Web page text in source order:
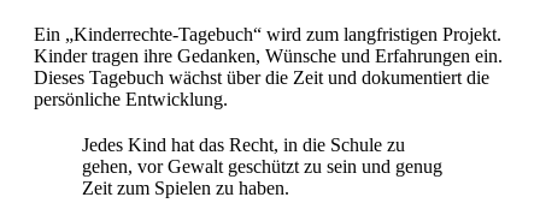
Ein „Kinderrechte-Tagebuch“ wird zum langfristigen Projekt.
Kinder tragen ihre Gedanken, Wünsche und Erfahrungen ein.
Dieses Tagebuch wächst über die Zeit und dokumentiert die
persönliche Entwicklung.
Jedes Kind hat das Recht, in die Schule zu
gehen, vor Gewalt geschützt zu sein und genug
Zeit zum Spielen zu haben.